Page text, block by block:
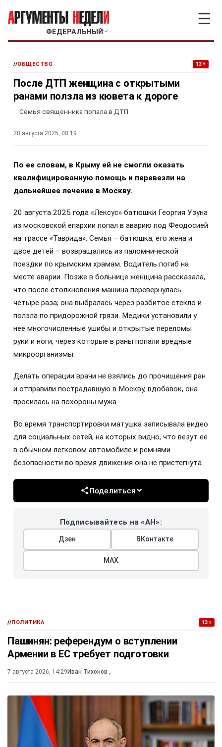
ФЕДЕРАЛЬНЫЙ ﹀
☰
//ОБЩЕСТВО 13+
После ДТП женщина с открытыми
ранами ползла из кювета к дороге
Семья священника попала в ДТП
28 августа 2025, 08:19
По ее словам, в Крыму ей не смогли оказать
квалифицированную помощь и перевезли на
дальнейшее лечение в Москву.
20 августа 2025 года «Лексус» батюшки Георгия Узуна
из московской епархии попал в аварию под Феодосией
на трассе «Таврида». Семья – батюшка, его жена и
двое детей – возвращались из паломнической
поездки по крымским храмам. Водитель погиб на
месте аварии. Позже в больнице женщина рассказала,
что после столкновения машина перевернулась
четыре раза; она выбралась через разбитое стекло и
ползла по придорожной грязи. Медики установили у
нее многочисленные ушибы и открытые переломы
руки и ноги, через которые в раны попали вредные
микроорганизмы.
Делать операции врачи не взялись до прочищения ран
и отправили пострадавшую в Москву, вдобавок, она
просилась на похороны мужа.
Во время транспортировки матушка записывала видео
для социальных сетей, на которых видно, что везут ее
в обычном легковом автомобиле и ремнями
безопасности во время движения она не пристегнута.
Поделиться
Подписывайтесь на «АН»:
Дзен ВКонтакте
МАХ
//ПОЛИТИКА 13+
Пашинян: референдум о вступлении
Армении в ЕС требует подготовки
7 августа 2026, 14:29Иван Тихонов ,